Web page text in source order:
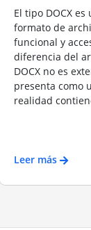
El tipo DOCX
formato de
funcional y
diferencia del
DOCX no es
presenta como
realidad
Leer más